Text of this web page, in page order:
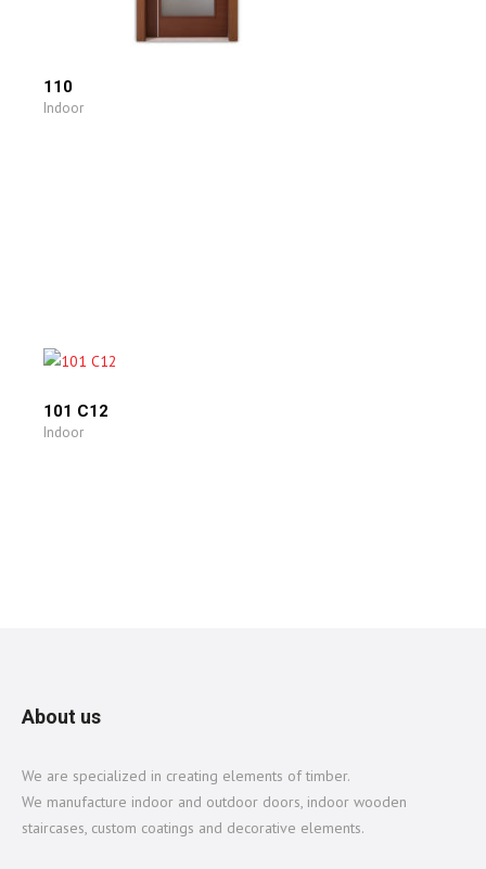
110
Indoor
101 C12
Indoor
About us
We are specialized in creating elements of timber.
We manufacture indoor and outdoor doors, indoor wooden
staircases, custom coatings and decorative elements.